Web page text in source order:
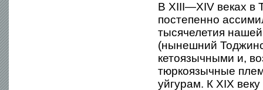
В XIII—XIV веках в
постепенно
тысячелетия
(нынешний
кетоязычными и,
тюркоязычные
уйгурам. К XIX